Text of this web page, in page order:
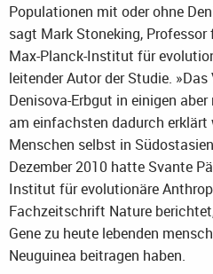
Populationen mit oder ohne
sagt Mark Stoneking,
Max-Planck-Institut für
leitender Autor der Studie.
Denisova-Erbgut in einigen
am einfachsten dadurch erklärt
Menschen selbst in
Dezember 2010 hatte Svante
Institut für evolutionäre
Fachzeitschrift Nature
Gene zu heute lebenden
Neuguinea beitragen haben.